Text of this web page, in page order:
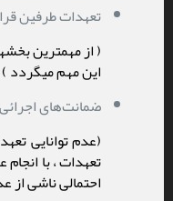
تعهدات طرفین
( از مهمترین
این مهم میگردد )
ضمانت‌های
(عدم توانایی
تعهدات ، با
احتمالی ناشی